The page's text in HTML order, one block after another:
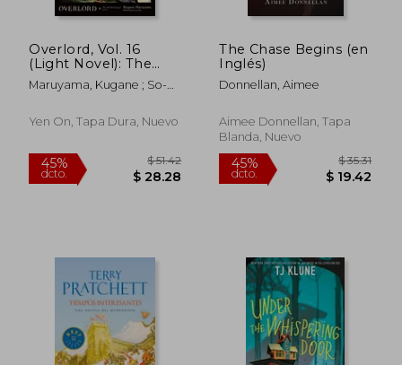
45%
dcto. $ 19.26
40%
dcto.
Overlord, Vol. 16
(Light Novel): The
Half-Elf Demigod
Part ii (Volume 16) (en
Maruyama, Kugane ; So-
Yen On, Tapa Dura, Nuevo
The Chase Begins (en
Inglés)
Donnellan, Aimee
Aimee Donnellan, Tapa
Blanda, Nuevo